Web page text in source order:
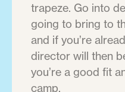
trapeze. Go into
going to bring to
and if you’re
director will then
you’re a good fit
camp.